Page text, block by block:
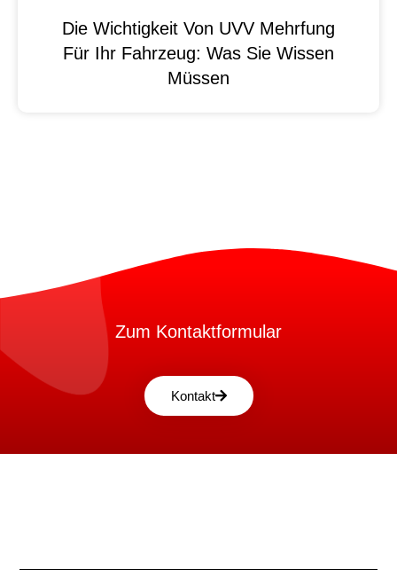
Die Wichtigkeit Von UVV Mehrfung
Für Ihr Fahrzeug: Was Sie Wissen
Müssen
Zum Kontaktformular
Kontakt